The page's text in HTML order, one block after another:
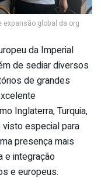
global da org
da Imperial
de sediar diversos
de grandes
Inglaterra, Turquia,
visto especial para
presença mais
e integração
e europeus.